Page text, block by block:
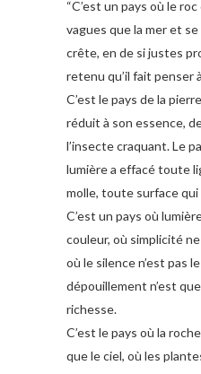
“C’est un pays où le
vagues que la mer et
crête, en de si justes
retenu qu’il fait penser
C’est le pays de la
réduit à son essence,
l’insecte craquant. Le
lumière a effacé toute
molle, toute surface
C’est un pays où
couleur, où simplicité
où le silence n’est pas
dépouillement n’est
richesse.
C’est le pays où la
que le ciel, où les